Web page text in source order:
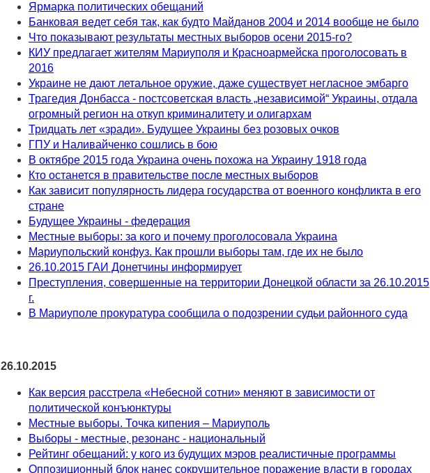
Ярмарка политических обещаний
Банковая ведет себя так, как будто Майданов 2004 и 2014 вообще не было
Что показывают результаты местных выборов осени 2015-го?
КИУ предлагает жителям Мариуполя и Красноармейска проголосовать в
2016
Украине не дают летальное оружие, даже существует негласное эмбарго
Трагедия Донбасса - постсоветская власть „независимой“ Украины, отдала
огромный регион на откуп криминалитету и олигархам
Тридцать лет «зради». Будущее Украины без розовых очков
ГПУ и Наливайченко сошлись в бою
В октябре 2015 года Украина очень похожа на Украину 1918 года
Кто останется в правительстве после местных выборов
Как зависит популярность лидера государства от военного конфликта в его
стране
Будущее Украины - федерация
Местные выборы: за кого и почему проголосовала Украина
Мариупольский конфуз. Как прошли выборы там, где их не было
26.10.2015 ГАИ Донетчины информирует
Преступления, совершенные на территории Донецкой области за 26.10.2015
г.
В Мариуполе прокуратура сообщила о подозрении судьи районного суда
26.10.2015
Как версия расстрела «Небесной сотни» меняют в зависимости от
политической конъюнктуры
Местные выборы. Точка кипения – Мариуполь
Выборы - местные, резонанс - национальный
Рейтинг обещаний: у кого из будущих мэров реалистичные программы
Оппозиционный блок нанес сокрушительное поражение власти в городах